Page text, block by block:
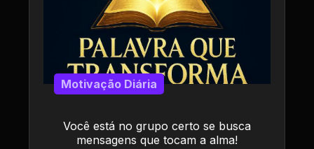
Você está no grupo certo se busca
mensagens que tocam a alma!
Motivação Diária